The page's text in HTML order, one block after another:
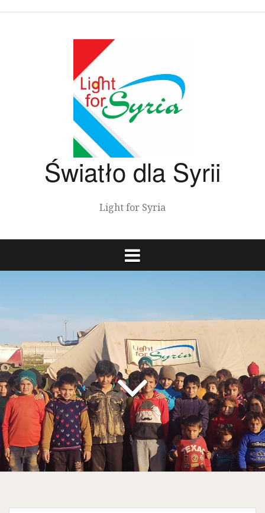
Światło dla Syrii
Light for Syria